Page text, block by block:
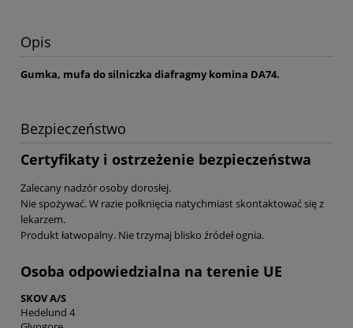
Opis
Gumka, mufa do silniczka diafragmy komina DA74.
Bezpieczeństwo
Certyfikaty i ostrzeżenie bezpieczeństwa
Zalecany nadzór osoby dorosłej.
Nie spożywać. W razie połknięcia natychmiast skontaktować się z
lekarzem.
Produkt łatwopalny. Nie trzymaj blisko źródeł ognia.
Osoba odpowiedzialna na terenie UE
SKOV A/S
Hedelund 4